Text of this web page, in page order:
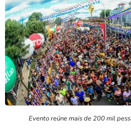
Evento reúne mais de 200 mil